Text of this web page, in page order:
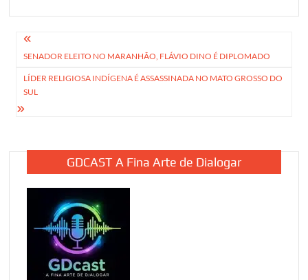
Navegação
de
Post
SENADOR ELEITO NO MARANHÃO, FLÁVIO DINO É DIPLOMADO
LÍDER RELIGIOSA INDÍGENA É ASSASSINADA NO MATO GROSSO DO
SUL
GDCAST A Fina Arte de Dialogar